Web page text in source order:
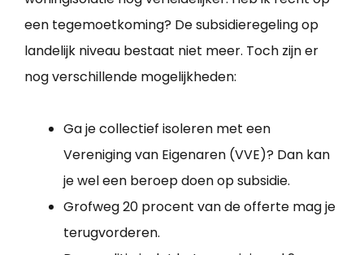
een tegemoetkoming? De subsidieregeling op
landelijk niveau bestaat niet meer. Toch zijn er
nog verschillende mogelijkheden:
Ga je collectief isoleren met een
Vereniging van Eigenaren (VVE)? Dan kan
je wel een beroep doen op subsidie.
Grofweg 20 procent van de offerte mag je
terugvorderen.